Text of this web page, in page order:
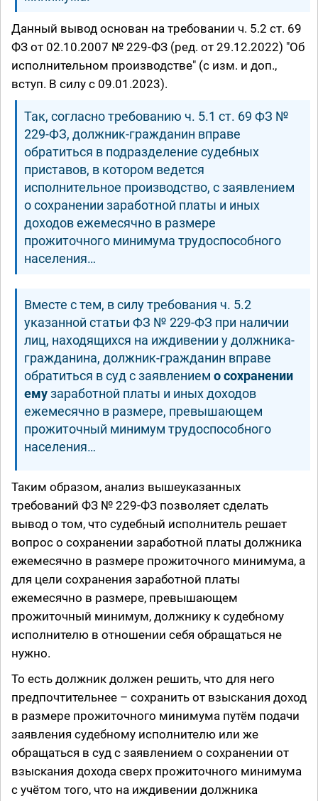
Данный вывод основан на требовании ч. 5.2 ст. 69
ФЗ от 02.10.2007 № 229-ФЗ (ред. от 29.12.2022) "Об
исполнительном производстве" (с изм. и доп.,
вступ. В силу с 09.01.2023).
Так, согласно требованию ч. 5.1 ст. 69 ФЗ №
229-ФЗ, должник-гражданин вправе
обратиться в подразделение судебных
приставов, в котором ведется
исполнительное производство, с заявлением
о сохранении заработной платы и иных
доходов ежемесячно в размере
прожиточного минимума трудоспособного
населения…
Вместе с тем, в силу требования ч. 5.2
указанной статьи ФЗ № 229-ФЗ при наличии
лиц, находящихся на иждивении у должника-
гражданина, должник-гражданин вправе
обратиться в суд с заявлением о сохранении
емузаработной платы и иных доходов
ежемесячно в размере, превышающем
прожиточный минимум трудоспособного
населения…
Таким образом, анализ вышеуказанных
требований ФЗ № 229-ФЗ позволяет сделать
вывод о том, что судебный исполнитель решает
вопрос о сохранении заработной платы должника
ежемесячно в размере прожиточного минимума, а
для цели сохранения заработной платы
ежемесячно в размере, превышающем
прожиточный минимум, должнику к судебному
исполнителю в отношении себя обращаться не
нужно.
То есть должник должен решить, что для него
предпочтительнее – сохранить от взыскания доход
в размере прожиточного минимума путём подачи
заявления судебному исполнителю или же
обращаться в суд с заявлением о сохранении от
взыскания дохода сверх прожиточного минимума
с учётом того, что на иждивении должника